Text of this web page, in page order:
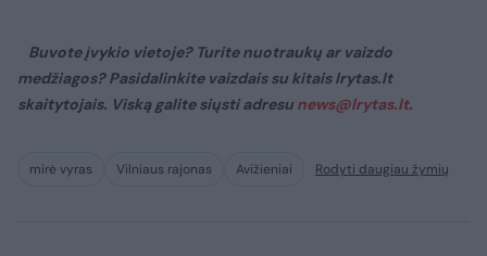
Buvote įvykio vietoje? Turite nuotraukų ar vaizdo
medžiagos? Pasidalinkite vaizdais su kitais lrytas.lt
skaitytojais. Viską galite siųsti adresu news@lrytas.lt.
mirė vyras Vilniaus rajonas Avižieniai Rodyti daugiau žymių